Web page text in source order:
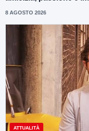
8 AGOSTO 2026
ATTUALITÀ